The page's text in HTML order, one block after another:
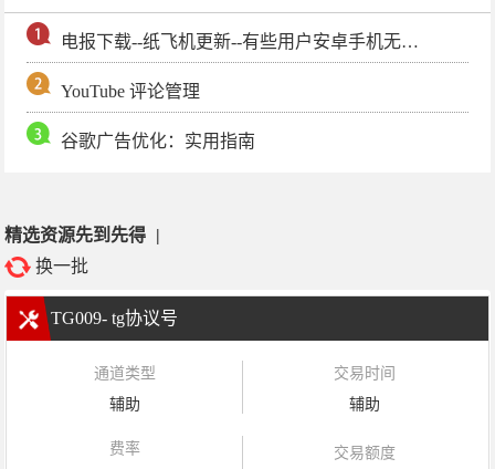
电报下载--纸飞机更新--有些用户安卓手机无法更新电报软件
YouTube 评论管理
谷歌广告优化：实用指南
精选资源先到先得 |
换一批
TG009- tg协议号
通道类型
辅助
交易时间
辅助
费率
交易额度